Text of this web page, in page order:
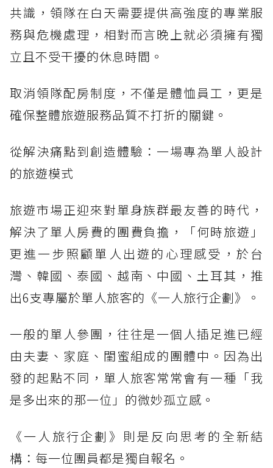
共識，領隊在白天需要提供高強度的專業服
務與危機處理，相對而言晚上就必須擁有獨
立且不受干擾的休息時間。
取消領隊配房制度，不僅是體恤員工，更是
確保整體旅遊服務品質不打折的關鍵。
從解決痛點到創造體驗：一場專為單人設計
的旅遊模式
旅遊市場正迎來對單身族群最友善的時代，
解決了單人房費的團費負擔，「何時旅遊」
更進一步照顧單人出遊的心理感受，於台
灣、韓國、泰國、越南、中國、土耳其，推
出6支專屬於單人旅客的《一人旅行企劃》。
一般的單人參團，往往是一個人插足進已經
由夫妻、家庭、閨蜜組成的團體中。因為出
發的起點不同，單人旅客常常會有一種「我
是多出來的那一位」的微妙孤立感。
《一人旅行企劃》則是反向思考的全新結
構：每一位團員都是獨自報名。